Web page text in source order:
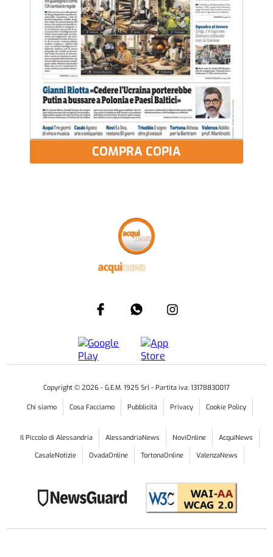
COMPRA COPIA
Copyright © 2026 - G.E.M. 1925 Srl - Partita iva: 13178830017
Chi siamo Cosa Facciamo Pubblicità Privacy Cookie Policy
Il Piccolo di Alessandria AlessandriaNews NoviOnline
AcquiNews
CasaleNotizie
OvadaOnline TortonaOnline ValenzaNews